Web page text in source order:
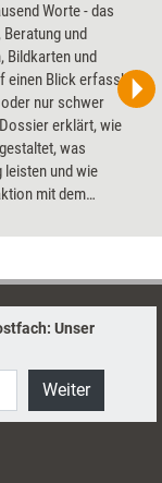
Worte - das
und
Bildkarten und
einen Blick erfassbar,
nur schwer
erklärt, wie
was
und wie
mit dem
Unser
Weiter